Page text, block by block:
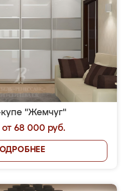
"Жемчуг"
от 68 000 руб.